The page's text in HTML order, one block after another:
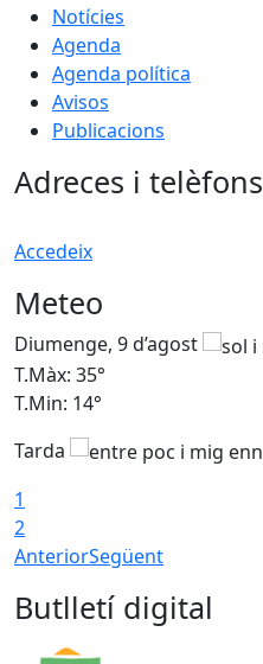
Notícies
Agenda
Agenda política
Avisos
Publicacions
Adreces i telèfons
Accedeix
Meteo
Diumenge, 9 d’agost
T.Màx: 35°
T.Min: 14°
Tarda
1
2
AnteriorSegüent
Butlletí digital